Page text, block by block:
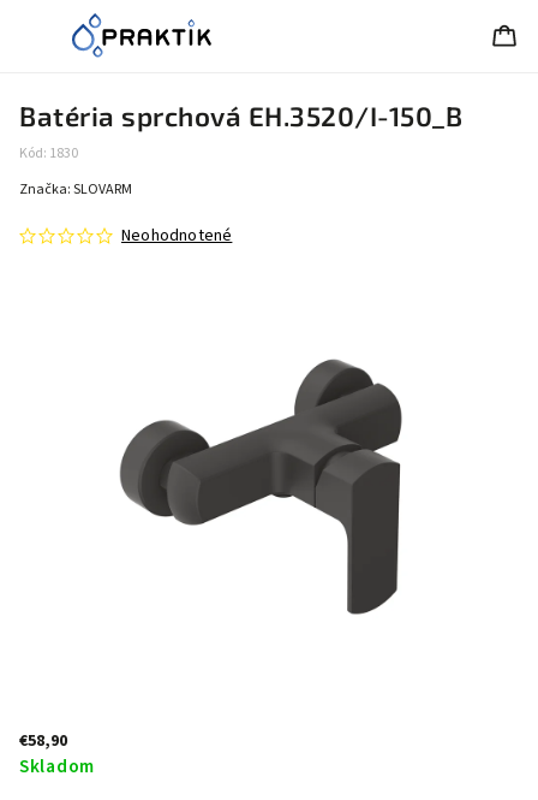
Batéria sprchová EH.3520/I-150_B
Kód: 1830
Neohodnotené
Značka:SLOVARM
€58,90
Skladom